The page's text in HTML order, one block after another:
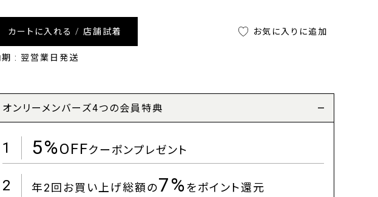
カートに入れる / 店舗試着
期 : 翌営業日発送
お気に入りに追加
オンリーメンバーズ4つの会員特典
1 5%OFFクーポンプレゼント
2 年2回お買い上げ総額の7%をポイント還元